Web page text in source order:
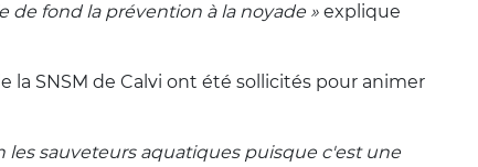
de fond la prévention à la noyade » explique
la SNSM de Calvi ont été sollicités pour animer
les sauveteurs aquatiques puisque c'est une